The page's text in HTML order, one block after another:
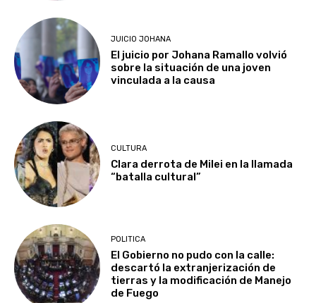
JUICIO JOHANA
El juicio por Johana Ramallo volvió
sobre la situación de una joven
vinculada a la causa
CULTURA
Clara derrota de Milei en la llamada
“batalla cultural”
POLITICA
El Gobierno no pudo con la calle:
descartó la extranjerización de
tierras y la modificación de Manejo
de Fuego